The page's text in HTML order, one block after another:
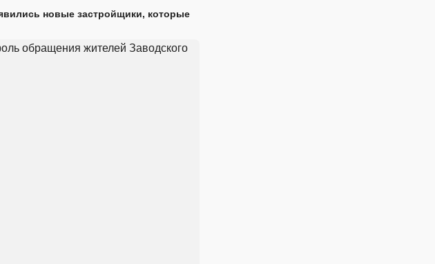
новые застройщики, которые